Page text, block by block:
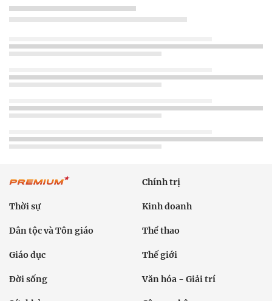
Chính trị
Thời sự Kinh doanh
Dân tộc và Tôn giáo Thể thao
Giáo dục Thế giới
Đời sống Văn hóa - Giải trí